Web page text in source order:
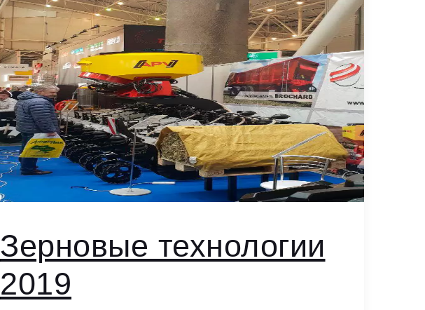
Зерновые технологии
2019